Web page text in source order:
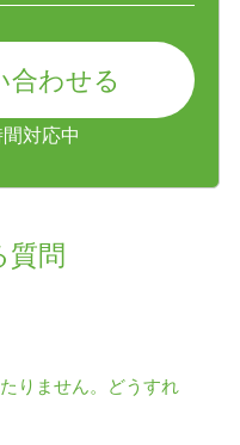
合わせる
対応中
問
りません。どうすれ